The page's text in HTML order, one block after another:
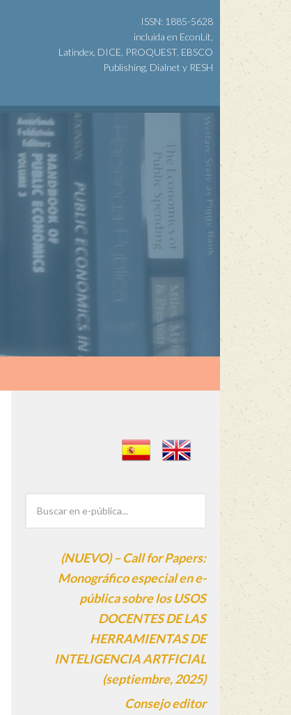
ISSN: 1885-5628
incluida en EconLit,
Latindex, DICE, PROQUEST, EBSCO
Publishing, Dialnet y RESH
(NUEVO) – Call for Papers:
Monográfico especial en e-
pública sobre los USOS
DOCENTES DE LAS
HERRAMIENTAS DE
INTELIGENCIA ARTFICIAL
(septiembre, 2025)
Consejo editor